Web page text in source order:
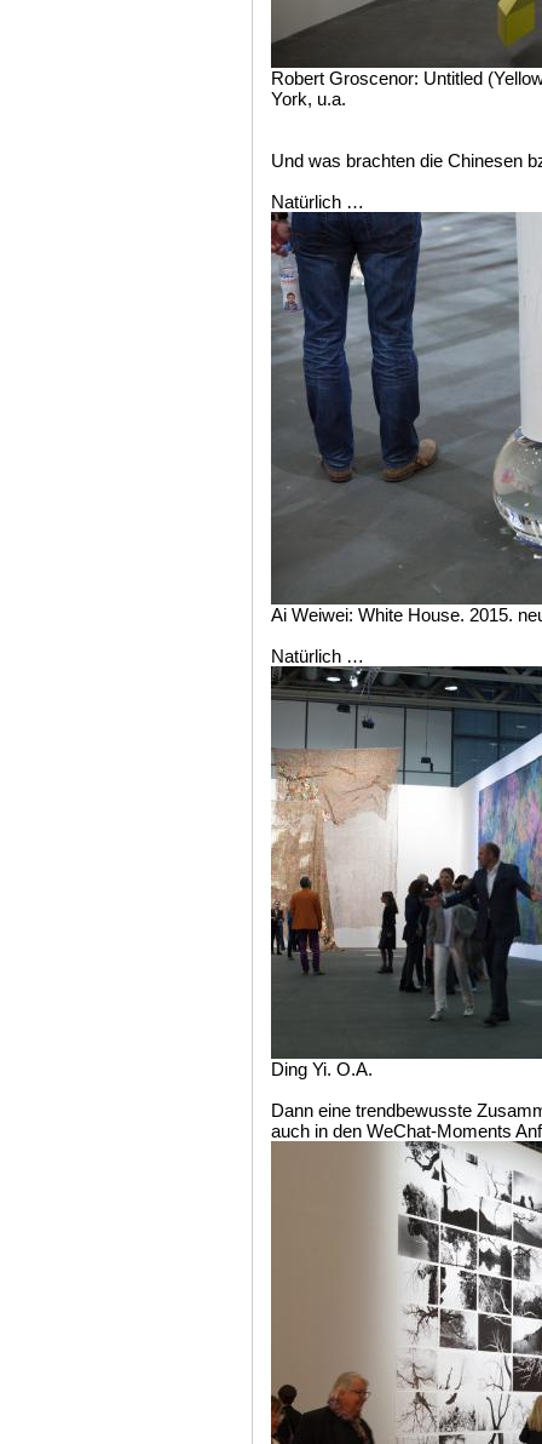
Robert Groscenor: Untitled
York, u.a.
Und was brachten die Chinesen
Natürlich …
Ai Weiwei: White House. 2015.
Natürlich …
Ding Yi. O.A.
Dann eine trendbewusste
auch in den WeChat-Moments